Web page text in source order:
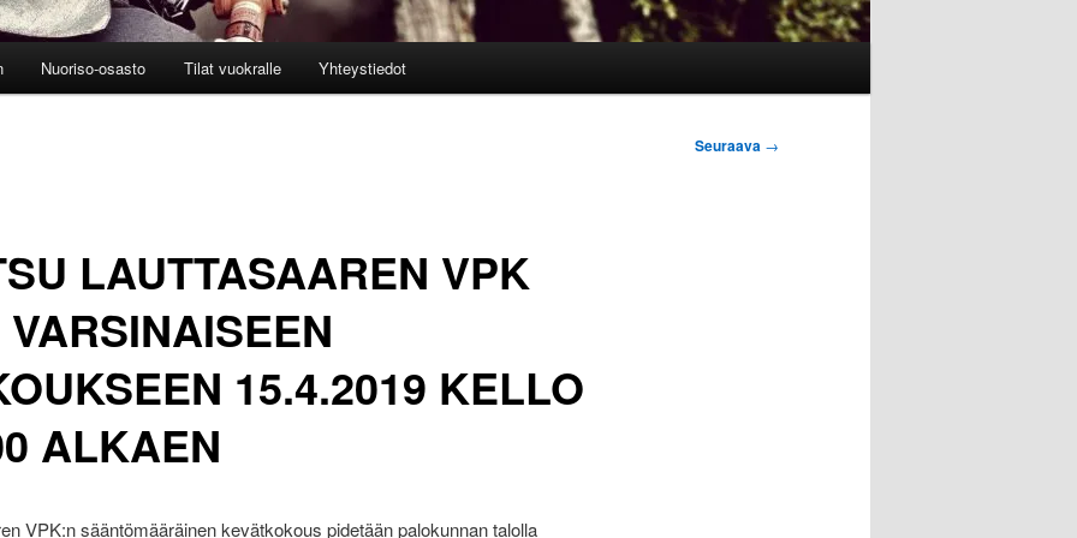
Nuoriso-osasto Tilat vuokralle Yhteystiedot
Seuraava →
LAUTTASAAREN VPK
15.4.2019 KELLO
ALKAEN
VPK:n sääntömääräinen kevätkokous pidetään palokunnan talolla